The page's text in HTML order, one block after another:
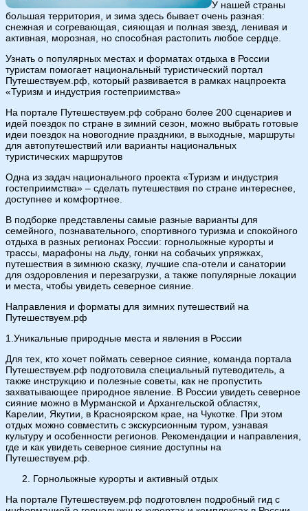
У нашей страны
большая территория, и зима здесь бывает очень разная:
снежная и согревающая, сияющая и полная звезд, ленивая и
активная, морозная, но способная растопить любое сердце.
Узнать о популярных местах и форматах отдыха в России
туристам помогает национальный туристический портал
Путешествуем.рф, который развивается в рамках нацпроекта
«Туризм и индустрия гостеприимства»
На портале Путешествуем.рф собрано более 200 сценариев и
идей поездок по стране в зимний сезон, можно выбрать готовые
идеи поездок на новогодние праздники, в выходные, маршруты
для автопутешествий или варианты национальных
туристических маршрутов
Одна из задач национального проекта «Туризм и индустрия
гостеприимства» – сделать путешествия по стране интереснее,
доступнее и комфортнее.
В подборке представлены самые разные варианты для
семейного, познавательного, спортивного туризма и спокойного
отдыха в разных регионах России: горнолыжные курорты и
трассы, марафоны на льду, гонки на собачьих упряжках,
путешествия в зимнюю сказку, лучшие спа-отели и санатории
для оздоровления и перезагрузки, а также популярные локации
и места, чтобы увидеть северное сияние.
Направления и форматы для зимних путешествий на
Путешествуем.рф
1.Уникальные природные места и явления в России
Для тех, кто хочет поймать северное сияние, команда портала
Путешествуем.рф подготовила специальный путеводитель, а
также инструкцию и полезные советы, как не пропустить
захватывающее природное явление. В России увидеть северное
сияние можно в Мурманской и Архангельской областях,
Карелии, Якутии, в Красноярском крае, на Чукотке. При этом
отдых можно совместить с экскурсионным туром, узнавая
культуру и особенности регионов. Рекомендации и направления,
где и как увидеть северное сияние доступны на
Путешествуем.рф.
Горнолыжные курорты и активный отдых
На портале Путешествуем.рф подготовлен подробный гид с